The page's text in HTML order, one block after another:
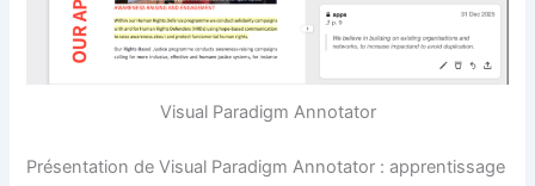
Visual Paradigm Annotator
Présentation de Visual Paradigm Annotator : apprentissage